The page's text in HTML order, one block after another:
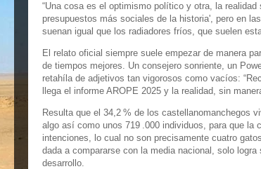
“Una cosa es el optimismo político y otra, la
presupuestos más sociales de la historia', pero en
suenan igual que los radiadores fríos, que suelen
El relato oficial siempre suele empezar de manera
de tiempos mejores. Un consejero sonriente, un
retahíla de adjetivos tan vigorosos como vacíos:
llega el informe AROPE 2025 y la realidad, sin
Resulta que el 34,2 % de los castellanomanchegos
algo así como unos 719 .000 individuos, para que la
intenciones, lo cual no son precisamente cuatro
dada a compararse con la media nacional, solo
desarrollo.